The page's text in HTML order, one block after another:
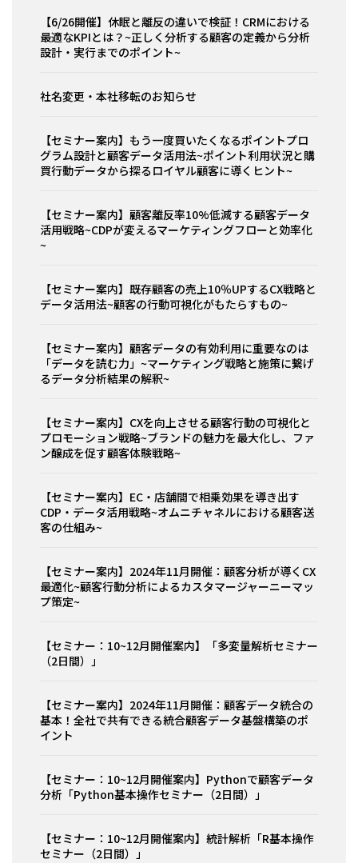
【6/26開催】休眠と離反の違いで検証！CRMにおける
最適なKPIとは？~正しく分析する顧客の定義から分析
設計・実行までのポイント~
社名変更・本社移転のお知らせ
【セミナー案内】もう一度買いたくなるポイントプロ
グラム設計と顧客データ活用法~ポイント利用状況と購
買行動データから探るロイヤル顧客に導くヒント~
【セミナー案内】顧客離反率10%低減する顧客データ
活用戦略~CDPが変えるマーケティングフローと効率化
~
【セミナー案内】既存顧客の売上10％UPするCX戦略と
データ活用法~顧客の行動可視化がもたらすもの~
【セミナー案内】顧客データの有効利用に重要なのは
「データを読む力」~マーケティング戦略と施策に繋げ
るデータ分析結果の解釈~
【セミナー案内】CXを向上させる顧客行動の可視化と
プロモーション戦略~ブランドの魅力を最大化し、ファ
ン醸成を促す顧客体験戦略~
【セミナー案内】EC・店舗間で相乗効果を導き出す
CDP・データ活用戦略~オムニチャネルにおける顧客送
客の仕組み~
【セミナー案内】2024年11月開催：顧客分析が導くCX
最適化~顧客行動分析によるカスタマージャーニーマッ
プ策定~
【セミナー：10~12月開催案内】「多変量解析セミナー
（2日間）」
【セミナー案内】2024年11月開催：顧客データ統合の
基本！全社で共有できる統合顧客データ基盤構築のポ
イント
【セミナー：10~12月開催案内】Pythonで顧客データ
分析「Python基本操作セミナー（2日間）」
【セミナー：10~12月開催案内】統計解析「R基本操作
セミナー（2日間）」